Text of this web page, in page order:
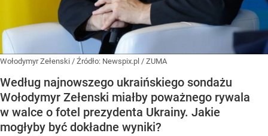
Wołodymyr Zełenski / Źródło: Newspix.pl / ZUMA
Według najnowszego ukraińskiego sondażu
Wołodymyr Zełenski miałby poważnego rywala
w walce o fotel prezydenta Ukrainy. Jakie
mogłyby być dokładne wyniki?